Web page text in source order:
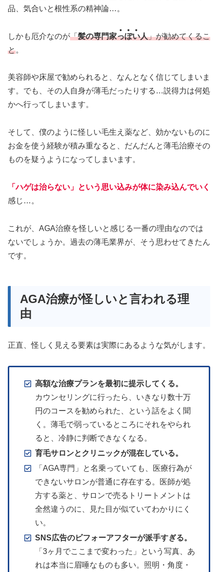
品、気合いと根性系の精神論…。
しかも厄介なのが「髪の専門家っぽい人」が勧めてくるこ
と。
美容師や床屋で勧められると、なんとなく信じてしまいま
す。でも、その人自身が薄毛だったりする…説得力は何処
かへ行ってしまいます。
そして、僕のように怪しい毛生え薬など、効かないものに
お金を使う経験が積み重なると、だんだんと薄毛治療その
ものを疑うようになってしまいます。
「ハゲは治らない」という思い込みが体に染み込んでいく
感じ…。
これが、AGA治療を怪しいと感じる一番の理由なのでは
ないでしょうか。過去の薄毛業界が、そう思わせてきたん
です。
AGA治療が怪しいと言われる理
由
正直、怪しく見える要素は実際にあるような気がします。
高額な治療プランを最初に提示してくる。
カウンセリングに行ったら、いきなり数十万
円のコースを勧められた、という話をよく聞
く。薄毛で弱っているところにそれをやられ
ると、冷静に判断できなくなる。
育毛サロンとクリニックが混在している。
「AGA専門」と名乗っていても、医療行為が
できないサロンが普通に存在する。医師が処
方する薬と、サロンで売るトリートメントは
全然違うのに、見た目が似ていてわかりにく
い。
SNS広告のビフォーアフターが派手すぎる。
「3ヶ月でここまで変わった」という写真、あ
れは本当に眉唾なものも多い。照明・角度・